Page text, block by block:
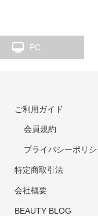
PC
ご利用ガイド
会員規約
プライバシーポリシ
特定商取引法
会社概要
BEAUTY BLOG